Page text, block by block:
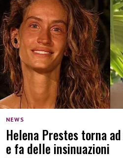
NEWS
Helena Prestes torna
e fa delle insinuazioni